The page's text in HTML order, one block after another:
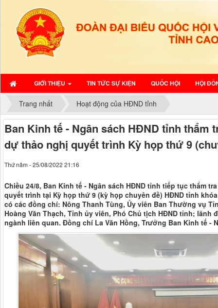
GIỚI THIỆU TIN TỨC SỰ KIỆN QUỐC HỘI HỘI
Trang nhất Hoạt động của HĐND tỉnh
Ban Kinh tế - Ngân sách HĐND tỉnh thẩm
dự thảo nghị quyết trình Kỳ họp thứ 9
Thứ năm - 25/08/2022 21:16
Chiều 24/8, Ban Kinh tế - Ngân sách HĐND tỉnh tiếp tục thẩm
quyết trình tại Kỳ họp thứ 9 (kỳ họp chuyên đề) HĐND tỉnh
có các đồng chí: Nông Thanh Tùng, Ủy viên Ban Thường vụ
Hoàng Văn Thạch, Tỉnh ủy viên, Phó Chủ tịch HĐND tỉnh; lãnh
ngành liên quan. Đồng chí La Văn Hồng, Trưởng Ban Kinh tế -